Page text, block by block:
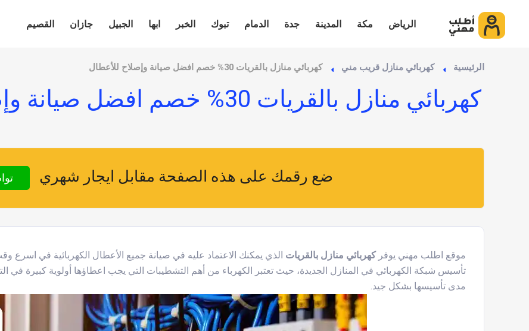
الرياض مكة المدينة جدة الدمام تبوك الخبر ابها الجبيل جازان القصيم
الرئيسية كهربائي منازل قريب مني كهربائي منازل بالقريات 30% خصم افضل صيانة وإصلاح للأعطال
كهربائي منازل بالقريات 30% خصم افضل صيانة وإصلاح للأعطال
ضع رقمك على هذه الصفحة مقابل ايجار شهري
موقع اطلب مهني يوفركهربائي منازل بالقريات الذي يمكنك الاعتماد عليه في صيانة جميع الأعطال الكهربائية في اسرع
تأسيس شبكة الكهربائي في المنازل الجديدة، حيث تعتبر الكهرباء من أهم التشطيبات التي يجب اعطاؤها أولوية كبيرة في
مدى تأسيسها بشكل جيد.